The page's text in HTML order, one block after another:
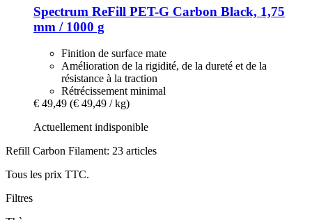
Spectrum ReFill PET-​G Carbon Black, 1,75
mm / 1000 g
Finition de surface mate
Amélioration de la rigidité, de la dureté et de la
résistance à la traction
Rétrécissement minimal
€ 49,49 (€ 49,49 / kg)
Actuellement indisponible
Refill Carbon Filament: 23 articles
Tous les prix TTC.
Filtres